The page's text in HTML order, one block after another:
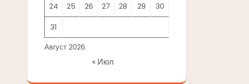
Август 2026
24 25 26 27 28 29 30
31
« Июл